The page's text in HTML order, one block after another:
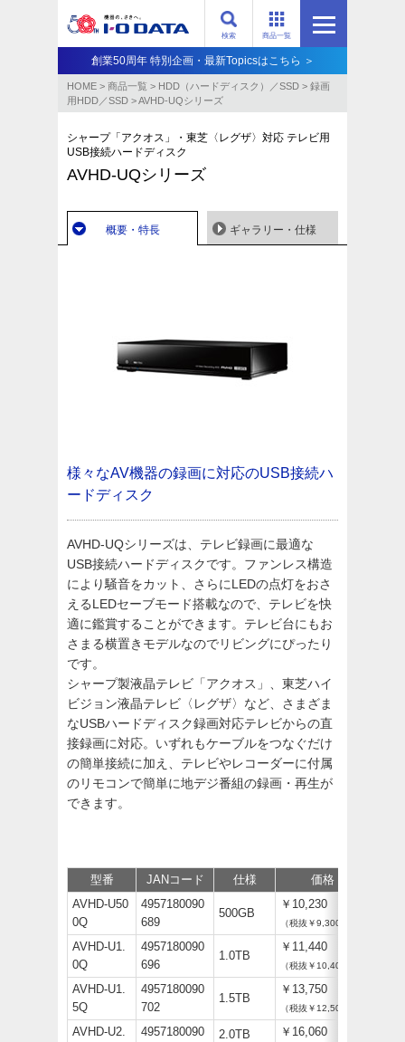
商品一覧
検索
創業50周年 特別企画・最新Topicsはこちら ＞
HOME > 商品一覧 > HDD（ハードディスク）／SSD > 録画
用HDD／SSD >AVHD-UQシリーズ
シャープ「アクオス」・東芝〈レグザ〉対応 テレビ用
USB接続ハードディスク
AVHD-UQシリーズ
概要・特長 ギャラリー・仕様
様々なAV機器の録画に対応のUSB接続ハ
ードディスク
AVHD-UQシリーズは、テレビ録画に最適な
USB接続ハードディスクです。ファンレス構造
により騒音をカット、さらにLEDの点灯をおさ
えるLEDセーブモード搭載なので、テレビを快
適に鑑賞することができます。テレビ台にもお
さまる横置きモデルなのでリビングにぴったり
です。
シャープ製液晶テレビ「アクオス」、東芝ハイ
ビジョン液晶テレビ〈レグザ〉など、さまざま
なUSBハードディスク録画対応テレビからの直
接録画に対応。いずれもケーブルをつなぐだけ
の簡単接続に加え、テレビやレコーダーに付属
のリモコンで簡単に地デジ番組の録画・再生が
できます。
型番 JANコード 仕様 価格
AVHD-U50
0Q
4957180090
689
500GB
￥10,230
（税抜￥9,300）
AVHD-U1.
0Q
4957180090
696
1.0TB
￥11,440
（税抜￥10,400）
AVHD-U1.
5Q
4957180090
702
1.5TB
￥13,750
（税抜￥12,500）
AVHD-U2.
4957180090
2.0TB ￥16,060